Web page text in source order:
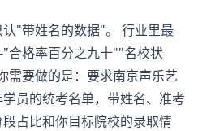
"带姓名的数据"。 行业里最
格率百分之九十""名校状
需要做的是：要求南京声乐艺
员的统考名单，带姓名、准考
占比和你目标院校的录取情